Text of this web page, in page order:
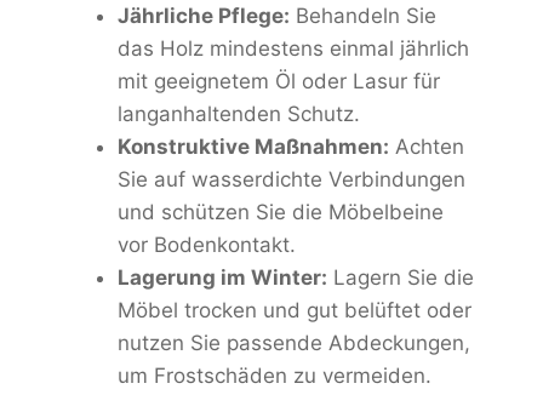
Jährliche Pflege: Behandeln Sie
das Holz mindestens einmal jährlich
mit geeignetem Öl oder Lasur für
langanhaltenden Schutz.
Konstruktive Maßnahmen: Achten
Sie auf wasserdichte Verbindungen
und schützen Sie die Möbelbeine
vor Bodenkontakt.
Lagerung im Winter: Lagern Sie die
Möbel trocken und gut belüftet oder
nutzen Sie passende Abdeckungen,
um Frostschäden zu vermeiden.